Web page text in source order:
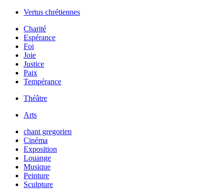
Vertus chrétiennes
Charité
Espérance
Foi
Joie
Justice
Paix
Tempérance
Théâtre
Arts
chant gregorien
Cinéma
Exposition
Louange
Musique
Peinture
Sculpture